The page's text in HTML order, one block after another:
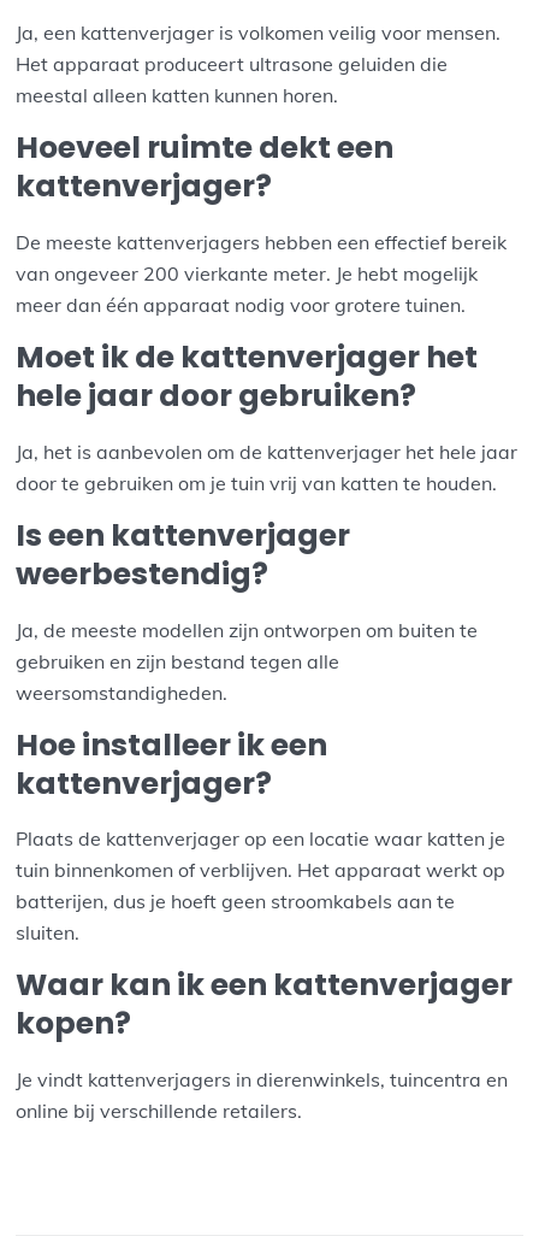
Ja, een kattenverjager is volkomen veilig voor mensen.
Het apparaat produceert ultrasone geluiden die
meestal alleen katten kunnen horen.
Hoeveel ruimte dekt een
kattenverjager?
De meeste kattenverjagers hebben een effectief bereik
van ongeveer 200 vierkante meter. Je hebt mogelijk
meer dan één apparaat nodig voor grotere tuinen.
Moet ik de kattenverjager het
hele jaar door gebruiken?
Ja, het is aanbevolen om de kattenverjager het hele jaar
door te gebruiken om je tuin vrij van katten te houden.
Is een kattenverjager
weerbestendig?
Ja, de meeste modellen zijn ontworpen om buiten te
gebruiken en zijn bestand tegen alle
weersomstandigheden.
Hoe installeer ik een
kattenverjager?
Plaats de kattenverjager op een locatie waar katten je
tuin binnenkomen of verblijven. Het apparaat werkt op
batterijen, dus je hoeft geen stroomkabels aan te
sluiten.
Waar kan ik een kattenverjager
kopen?
Je vindt kattenverjagers in dierenwinkels, tuincentra en
online bij verschillende retailers.